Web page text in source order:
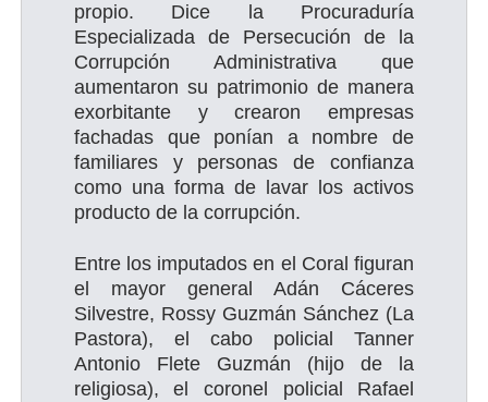
propio. Dice la Procuraduría
Especializada de Persecución de la
Corrupción Administrativa que
aumentaron su patrimonio de manera
exorbitante y crearon empresas
fachadas que ponían a nombre de
familiares y personas de confianza
como una forma de lavar los activos
producto de la corrupción.
Entre los imputados en el Coral figuran
el mayor general Adán Cáceres
Silvestre, Rossy Guzmán Sánchez (La
Pastora), el cabo policial Tanner
Antonio Flete Guzmán (hijo de la
religiosa), el coronel policial Rafael